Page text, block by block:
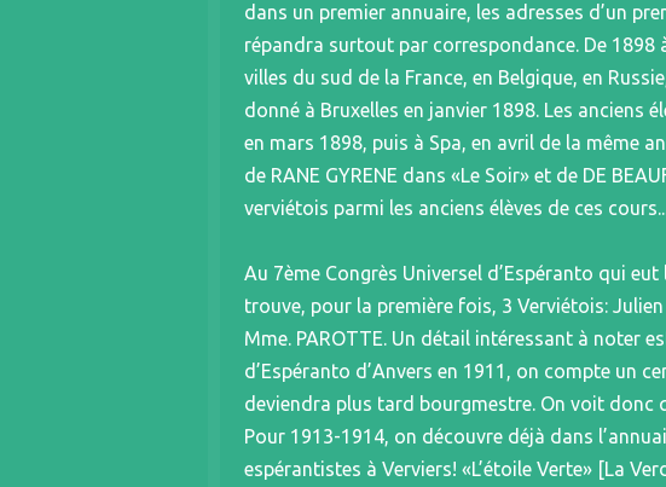
dans un premier annuaire, les adresses d’un
répandra surtout par correspondance. De 1898
villes du sud de la France, en Belgique, en
donné à Bruxelles en janvier 1898. Les anciens
en mars 1898, puis à Spa, en avril de la même
de RANE GYRENE dans «Le Soir» et de DE
verviétois parmi les anciens élèves de ces
Au 7ème Congrès Universel d’Espéranto qui
trouve, pour la première fois, 3 Verviétois:
Mme. PAROTTE. Un détail intéressant à noter
d’Espéranto d’Anvers en 1911, on compte un
deviendra plus tard bourgmestre. On voit donc
Pour 1913-1914, on découvre déjà dans
espérantistes à Verviers! «L’étoile Verte» [La